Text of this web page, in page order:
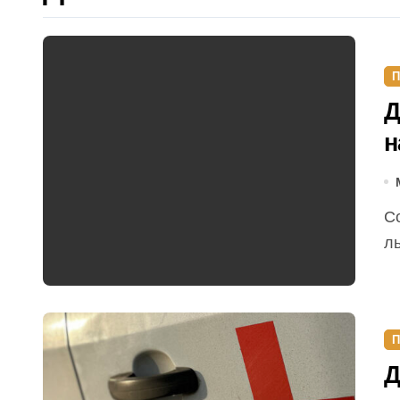
Сотрудники МЧС спасли девочку, которую унесло на